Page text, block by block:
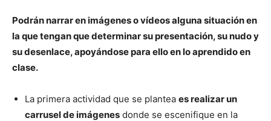
Podrán narrar en imágenes o vídeos alguna situación en
la que tengan que determinar su presentación, su nudo y
su desenlace, apoyándose para ello en lo aprendido en
clase.
La primera actividad que se plantea es realizar un
carrusel de imágenes donde se escenifique en la